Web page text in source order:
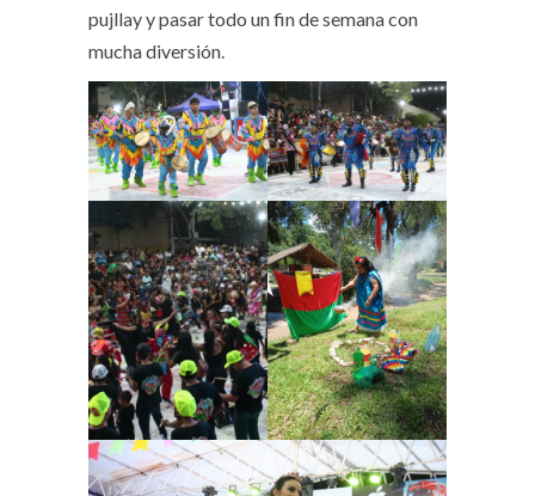
pujllay y pasar todo un fin de semana con
mucha diversión.